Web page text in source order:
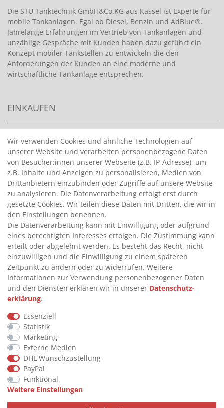
Die STU Tanktechnik GmbH&Co.KG aus Kassel ist Experte für
mobile Tankanlagen. Egal ob Diesel, Benzin und AdBlue®.
Jahrelange Erfahrungen im Vertrieb von Tankanlagen und
unzählige Gespräche mit Kunden haben dazu geführt ein
Konzept mobiler Tankstellen zu entwickeln die den
Anforderungen der Kunden an eine moderne und
wirtschaftliche Tankanlage entsprechen.
EINKAUFEN
HANDPUMPEN FÜR BENZIN
>
HANDPUMPEN FÜR ÖLE
>
TANKANLAGEN
>
ADBLUE® BETANKUNG
INFORMATIONEN
>
FAQ
>
VERTRAG WIDERRUFEN
>
WIDERRUFSRECHT
>
WIDERRUFSFORMULAR
IMPRESSUM
>
DATENSCHUTZERKLÄRUNG
>
AGB
>
KONTAKT
© Copyright 2026 by STU Tanktechnik
Alle Rechte vorbehalten.
Wir verwenden Cookies und ähnliche Technologien auf
unserer Website und verarbeiten personenbezogene Daten
von Besucher:innen unserer Webseite (z.B. IP-Adresse), um
z.B. Inhalte und Anzeigen zu personalisieren, Medien von
Drittanbietern einzubinden oder Zugriffe auf unsere Website
zu analysieren. Die Datenverarbeitung erfolgt erst durch
gesetzte Cookies. Wir teilen diese Daten mit Dritten, die wir in
den Einstellungen benennen.
Die Datenverarbeitung kann mit Einwilligung oder aufgrund
eines berechtigten Interesses erfolgen. Die Zustimmung kann
erteilt oder abgelehnt werden. Es besteht das Recht, nicht
einzuwilligen und die Einwilligung zu einem späteren
Zeitpunkt zu ändern oder zu widerrufen. Weitere
Informationen zur Verwendung personenbezogener Daten
und den Diensten erklären wir in unserer Daten­schutz­
erklärung.
Essenziell
Statistik
Marketing
Externe Medien
DHL Wunschzustellung
PayPal
Funktional
Weitere Einstellungen